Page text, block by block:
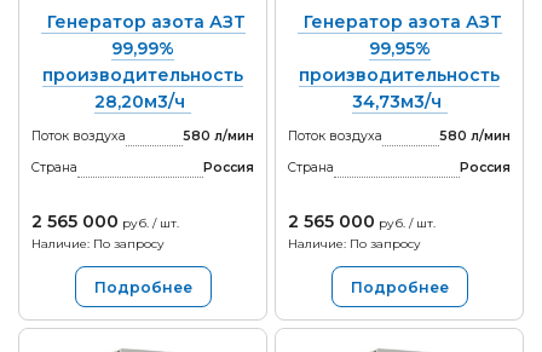
Генератор азота АЗТ
99,99%
производительность
28,20м3/ч
Поток воздуха
580 л/мин
Страна
Россия
2 565 000 руб. / шт.
Наличие: По запросу
Подробнее
Генератор азота АЗТ
99,95%
производительность
34,73м3/ч
Поток воздуха
580 л/мин
Страна
Россия
2 565 000 руб. / шт.
Наличие: По запросу
Подробнее